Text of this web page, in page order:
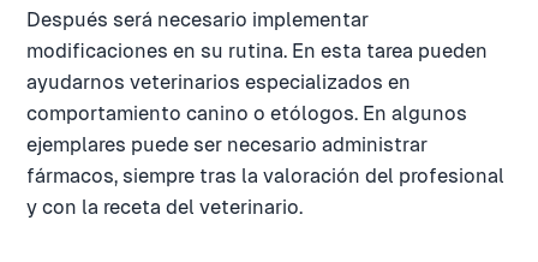
Después será necesario implementar
modificaciones en su rutina. En esta tarea pueden
ayudarnos veterinarios especializados en
comportamiento canino o etólogos. En algunos
ejemplares puede ser necesario administrar
fármacos, siempre tras la valoración del profesional
y con la receta del veterinario.